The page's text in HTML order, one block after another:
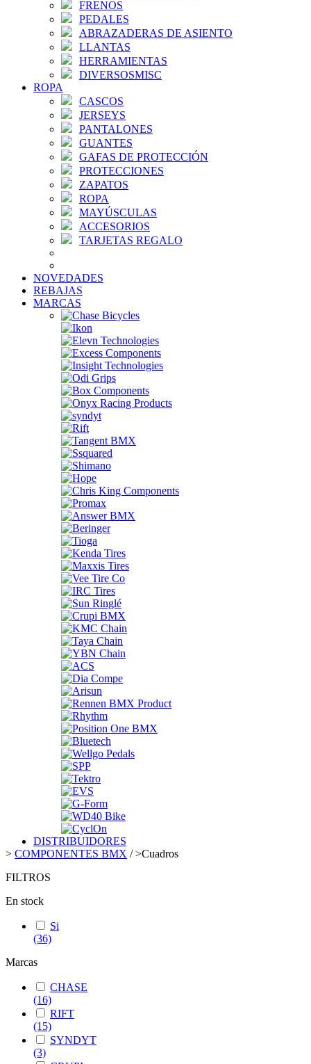
FRENOS
PEDALES
ABRAZADERAS DE ASIENTO
LLANTAS
HERRAMIENTAS
DIVERSOSMISC
ROPA
CASCOS
JERSEYS
PANTALONES
GUANTES
GAFAS DE PROTECCIÓN
PROTECCIONES
ZAPATOS
ROPA
MAYÚSCULAS
ACCESORIOS
TARJETAS REGALO
NOVEDADES
REBAJAS
MARCAS
DISTRIBUIDORES
> COMPONENTES BMX />Cuadros
FILTROS
En stock
Si
(36)
Marcas
CHASE
(16)
RIFT
(15)
SYNDYT
(3)